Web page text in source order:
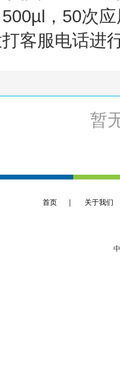
，50次
客服电话进
暂
首页 关于我们